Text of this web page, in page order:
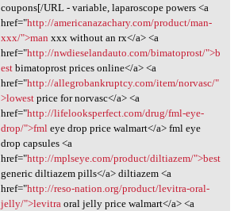
coupons[/URL - variable, laparoscope powers <a
href="http://americanazachary.com/product/man-
xxx/">man xxx without an rx</a> <a
href="http://nwdieselandauto.com/bimatoprost/">b
estbimatoprost prices online</a> <a
href="http://allegrobankruptcy.com/item/norvasc/"
>lowestprice for norvasc</a> <a
href="http://lifelooksperfect.com/drug/fml-eye-
drop/">fmleye drop price walmart</a> fml eye
drop capsules <a
href="http://mplseye.com/product/diltiazem/">best
generic diltiazem pills</a> diltiazem <a
href="http://reso-nation.org/product/levitra-oral-
jelly/">levitraoral jelly price walmart</a> <a